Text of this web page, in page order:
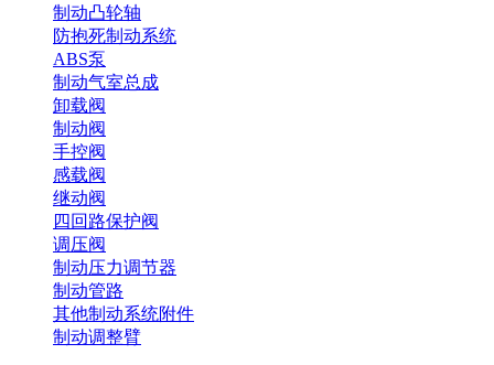
制动凸轮轴
防抱死制动系统
ABS泵
制动气室总成
卸载阀
制动阀
手控阀
感载阀
继动阀
四回路保护阀
调压阀
制动压力调节器
制动管路
其他制动系统附件
制动调整臂